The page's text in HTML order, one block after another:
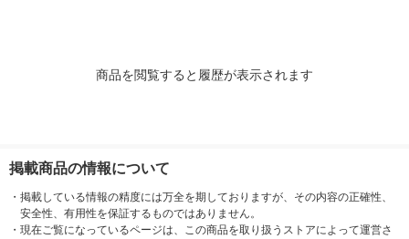
商品を閲覧すると履歴が表示されます
掲載商品の情報について
・ 掲載している情報の精度には万全を期しておりますが、その内容の正確性、
安全性、有用性を保証するものではありません。
・ 現在ご覧になっているページは、この商品を取り扱うストアによって運営さ